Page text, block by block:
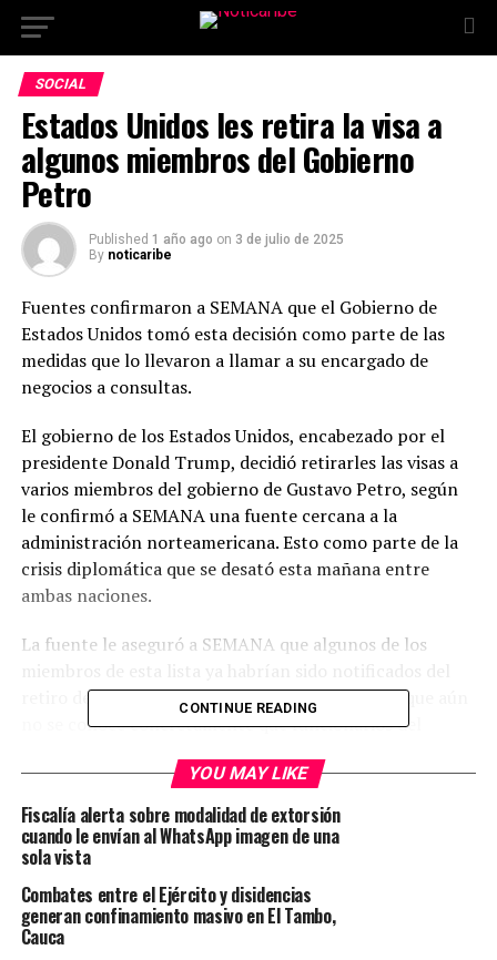
SOCIAL
Estados Unidos les retira la visa a
algunos miembros del Gobierno
Petro
Published 1 año ago on 3 de julio de 2025
By noticaribe
Fuentes confirmaron a SEMANA que el Gobierno de
Estados Unidos tomó esta decisión como parte de las
medidas que lo llevaron a llamar a su encargado de
negocios a consultas.
El gobierno de los Estados Unidos, encabezado por el
presidente Donald Trump, decidió retirarles las visas a
varios miembros del gobierno de Gustavo Petro, según
le confirmó a SEMANA una fuente cercana a la
administración norteamericana. Esto como parte de la
crisis diplomática que se desató esta mañana entre
ambas naciones.
La fuente le aseguró a SEMANA que algunos de los
retiro de su visado hacia los Estados Unidos, aunque aún
no se conoce concretamente qué funcionarios del
por la administración de Donald Trump.
Esto se da luego de que el Secretario de Estado de los
Estados Unidos, Marco Rubio, llamara a John T.
Embajada de Estados Unidos en Colombia, a Washington
para consultas urgentes tras lo que según un
CONTINUE READING
YOU MAY LIKE
Fiscalía alerta sobre modalidad de extorsión
cuando le envían al WhatsApp imagen de una
sola vista
Combates entre el Ejército y disidencias
generan confinamiento masivo en El Tambo,
Cauca
Ir a la versión móvil